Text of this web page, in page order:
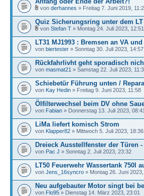
von derhannes » Freitag 7. Juni 2019,
Quiz Sicherungsring unter dem LT
von Stefan T » Montag 24. Juli 2023, 12:51
LT31 MJ1993 : Bremsen an VA
von biertester » Sonntag 30. Juli 2023, 14:57
Rückfahrlivht geht sporadisch
von masmat21 » Samstag 22. Juli 2023,
Schiebetür Führung unten /
von Kay Hedin » Freitag 9. Juni 2023, 11:58
Ölfilterwechsel beim DV ohne
von Fabian » Donnerstag 13. Juli 2023, 08:41
LiMa liefert komisch Strom
von Klapper82 » Mittwoch 5. Juli 2023, 18:36
Dreieck Ausstellfenster der Türen
von Pac J » Sonntag 2. Juli 2023, 23:32
LT50 Feuerwehr Wassertank 750l
von Jens_16syncro » Montag 26. Juni
Neu aufgebauter Motor singt bei
von Flo95 » Dienstag 14. März 2023, 23:01